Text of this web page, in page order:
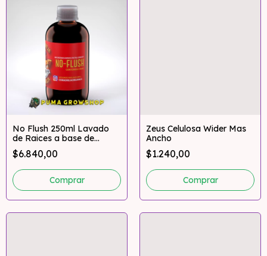
No Flush 250ml Lavado
de Raices a base de
Enzimas Comadreja
Orgánica
$6.840,00
Zeus Celulosa Wider Mas
Ancho
$1.240,00